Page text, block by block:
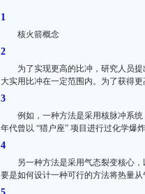
核火箭概念
为了实现更高的比冲，研究人员
大实用比冲在一定范围内。为了获得
例如，一种方法是采用核脉冲系
年代曾以 “猎户座” 项目进行过化学爆炸
另一种方法是采用气态裂变核心
要是如何设计一种可行的方法将热量从